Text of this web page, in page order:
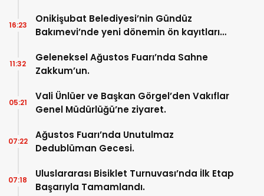
Onikişubat Belediyesi’nin Gündüz
Bakımevi’nde yeni dönemin ön kayıtları
16:23
Geleneksel Ağustos Fuarı’nda Sahne
Zakkum’un.
11:32
Vali Ünlüer ve Başkan Görgel’den Vakıflar
Genel Müdürlüğü’ne ziyaret.
05:21
Ağustos Fuarı’nda Unutulmaz
Dedublüman Gecesi.
07:22
Uluslararası Bisiklet Turnuvası’nda İlk Etap
Başarıyla Tamamlandı.
07:18